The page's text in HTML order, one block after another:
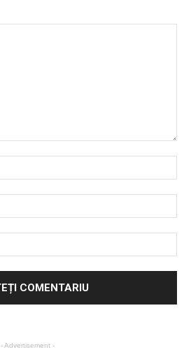
- Advertisement -